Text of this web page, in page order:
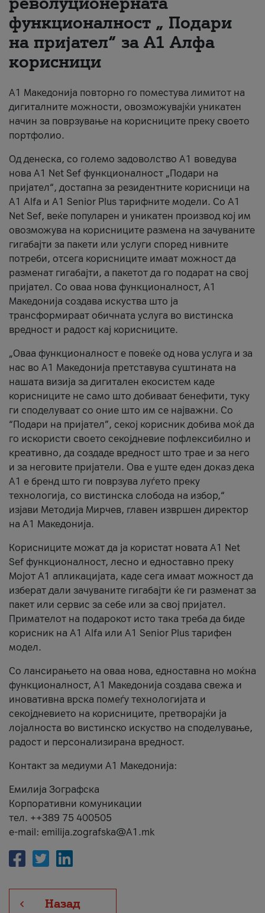
За нас
#ПодобарОнлајн
функционалност „ Подари
на пријател“ за А1 Алфа
корисници
А1 Македонија повторно го поместува лимитот на
дигиталните можности, овозможувајќи уникатен
начин за поврзување на корисниците преку своето
портфолио.
Од денеска, со големо задоволство А1 воведува
нова A1 Net Sef функционалност „Подари на
пријател“, достапна за резидентните корисници на
А1 Alfa и A1 Senior Plus тарифните модели. Со A1
Net Sef, веќе популарен и уникатен производ кој им
овозможува на корисниците размена на зачуваните
гигабајти за пакети или услуги според нивните
потреби, отсега корисниците имаат можност да
разменат гигабајти, а пакетот да го подарат на свој
пријател. Со оваа нова функционалност, А1
Македонија создава искуства што ја
трансформираат обичната услуга во вистинска
вредност и радост кај корисниците.
„Оваа функционалност е повеќе од нова услуга и за
нас во А1 Македонија претставува суштината на
нашата визија за дигитален екосистем каде
корисниците не само што добиваат бенефити, туку
ги споделуваат со оние што им се најважни. Со
“Подари на пријател”, секој корисник добива моќ да
го искористи своето секојдневие пофлексибилно и
креативно, да создаде вредност што трае и за него
и за неговите пријатели. Ова е уште еден доказ дека
А1 е бренд што ги поврзува луѓето преку
технологија, со вистинска слобода на избор,“
изјави Методија Мирчев, главен извршен директор
на А1 Македонија.
Корисниците можат да ја користат новата А1 Net
Sef функционалност, лесно и едноставно преку
Мојот А1 апликацијата, каде сега имаат можност да
изберат дали зачуваните гигабајти ќе ги разменат за
пакет или сервис за себе или за свој пријател.
Примателот на подарокот исто така треба да биде
корисник на А1 Alfa или A1 Senior Plus тарифен
модел.
Со лансирањето на оваа нова, едноставна но моќна
функционалност, А1 Македонија создава свежа и
иновативна врска помеѓу технологијата и
секојдневието на корисниците, претворајќи ја
лојалноста во вистинско искуство на споделување,
радост и персонализирана вредност.
Контакт за медиуми А1 Македонија:
Емилија Зографска
Корпоративни комуникации
тел. ++389 75 400505
e-mail: emilija.zografska@A1.mk
Назад